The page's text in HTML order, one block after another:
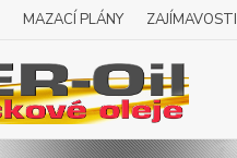
MAZACÍ PLÁNY ZAJÍMAVOSTI